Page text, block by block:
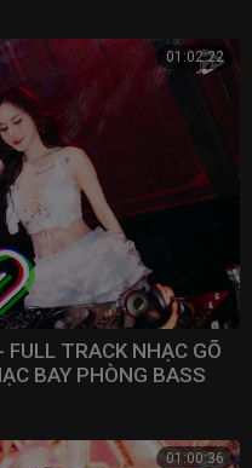
01:02:22
TRACK NHẠC GÕ
BAY PHÒNG BASS
01:00:36